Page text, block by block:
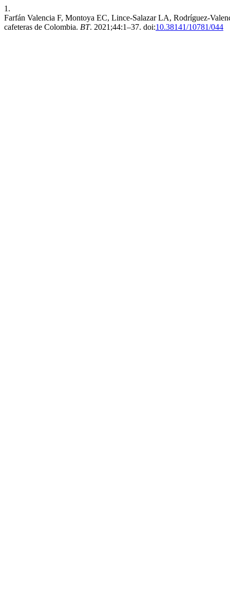
1.
Farfán Valencia F, Montoya EC, Lince-Salazar LA, Rodríguez-
cafeteras de Colombia. BT. 2021;44:1–37. doi:10.38141/10781/044